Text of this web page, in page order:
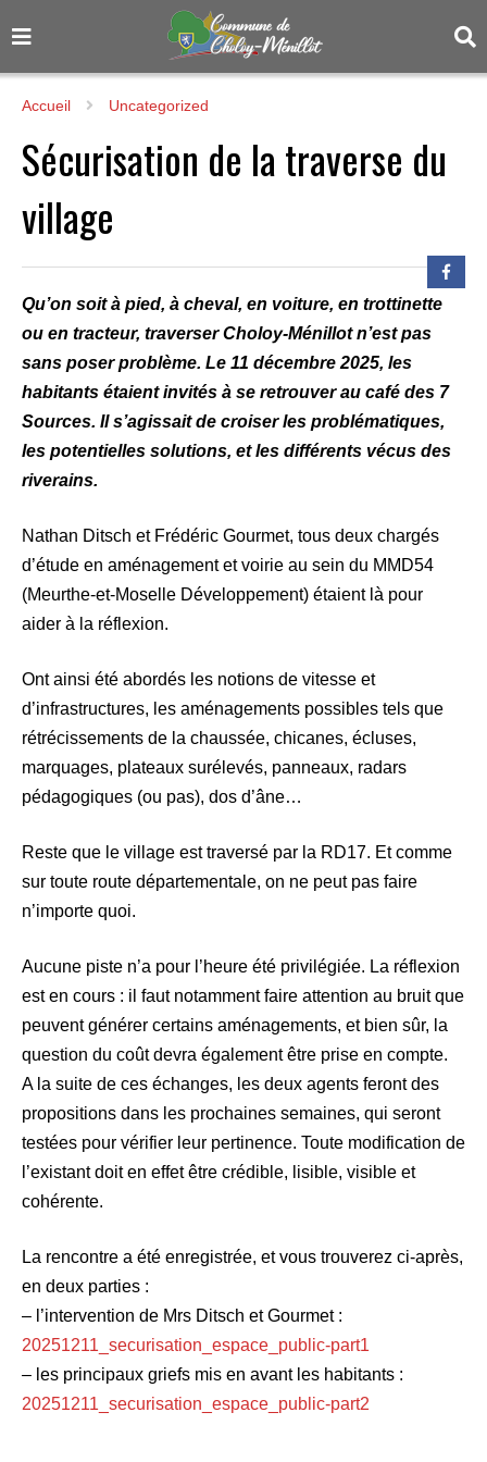
Accueil Uncategorized
Sécurisation de la traverse du
village
Qu’on soit à pied, à cheval, en voiture, en trottinette
ou en tracteur, traverser Choloy-Ménillot n’est pas
sans poser problème. Le 11 décembre 2025, les
habitants étaient invités à se retrouver au café des 7
Sources. Il s’agissait de croiser les problématiques,
les potentielles solutions, et les différents vécus des
riverains.
Nathan Ditsch et Frédéric Gourmet, tous deux chargés
d’étude en aménagement et voirie au sein du MMD54
(Meurthe-et-Moselle Développement) étaient là pour
aider à la réflexion.
Ont ainsi été abordés les notions de vitesse et
d’infrastructures, les aménagements possibles tels que
rétrécissements de la chaussée, chicanes, écluses,
marquages, plateaux surélevés, panneaux, radars
pédagogiques (ou pas), dos d’âne…
Reste que le village est traversé par la RD17. Et comme
sur toute route départementale, on ne peut pas faire
n’importe quoi.
Aucune piste n’a pour l’heure été privilégiée. La réflexion
est en cours : il faut notamment faire attention au bruit que
peuvent générer certains aménagements, et bien sûr, la
question du coût devra également être prise en compte.
A la suite de ces échanges, les deux agents feront des
propositions dans les prochaines semaines, qui seront
testées pour vérifier leur pertinence. Toute modification de
l’existant doit en effet être crédible, lisible, visible et
cohérente.
La rencontre a été enregistrée, et vous trouverez ci-après,
en deux parties :
– l’intervention de Mrs Ditsch et Gourmet :
20251211_securisation_espace_public-part1
– les principaux griefs mis en avant les habitants :
20251211_securisation_espace_public-part2